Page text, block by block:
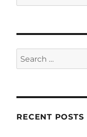
for:
Search
for:
RECENT POSTS